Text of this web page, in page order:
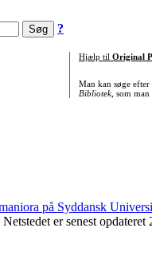
?
Hjælp til Original
Man kan søge
Bibliotek, som man
er senest